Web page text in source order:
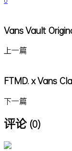
Vans Vault
上一篇
FTMD. x Vans
下一篇
评论 (0)